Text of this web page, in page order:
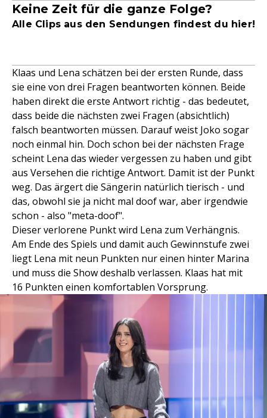
Keine Zeit für die ganze Folge?
Alle Clips aus den Sendungen findest du hier!
Klaas und Lena schätzen bei der ersten Runde, dass
sie eine von drei Fragen beantworten können. Beide
haben direkt die erste Antwort richtig - das bedeutet,
dass beide die nächsten zwei Fragen (absichtlich)
falsch beantworten müssen. Darauf weist Joko sogar
noch einmal hin. Doch schon bei der nächsten Frage
scheint Lena das wieder vergessen zu haben und gibt
aus Versehen die richtige Antwort. Damit ist der Punkt
weg. Das ärgert die Sängerin natürlich tierisch - und
das, obwohl sie ja nicht mal doof war, aber irgendwie
schon - also "meta-doof".
Dieser verlorene Punkt wird Lena zum Verhängnis.
Am Ende des Spiels und damit auch Gewinnstufe zwei
liegt Lena mit neun Punkten nur einen hinter Marina
und muss die Show deshalb verlassen. Klaas hat mit
16 Punkten einen komfortablen Vorsprung.